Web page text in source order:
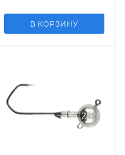
В КОРЗИНУ